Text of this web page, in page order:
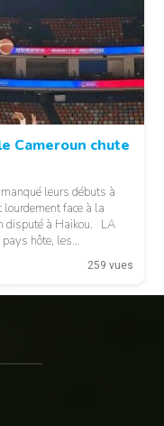
© 237lions.com
© 237lions.com
Cameroun chute
leurs débuts à
face à la
disputé à Haikou. LA
pays hôte, les
par l’adresse259 vues